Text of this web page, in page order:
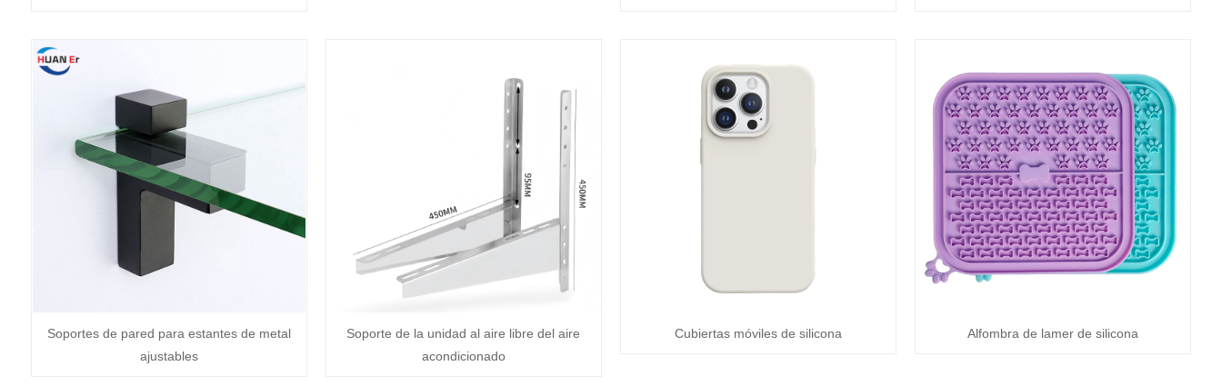
Soportes de pared para estantes de metal
ajustables
Soporte de la unidad al aire libre del aire
acondicionado
Cubiertas móviles de silicona Alfombra de lamer de silicona